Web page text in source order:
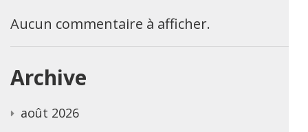
Aucun commentaire à afficher.
Archive
août 2026